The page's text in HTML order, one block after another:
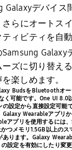
Galaxyデバイス
さらにオートス
ティビティを自
Samsung Galaxy
ズに切り替え
楽しめます。
Budsを Bluetoothオ
く可能です。 One UI 8.0
の設定から直接設定可能
Galaxy Wearableアプリ
アプリを使用するには、
つメモリ1.5GB 以上のス
ります。 Galaxy
の設定を有効にしたり変